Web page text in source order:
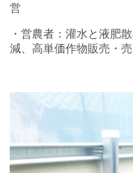
営
・営農者：灌水と液肥
減、高単価作物販売・